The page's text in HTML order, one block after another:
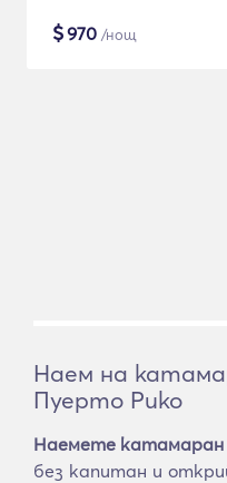
$970 /нощ
Наем на
Пуерто Рико
Наемете катамаран
без капитан и